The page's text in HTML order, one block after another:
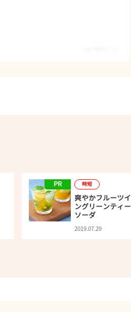
PR 時短
爽やかフルーツイ
ングリーンティー
ソーダ
2019.07.29